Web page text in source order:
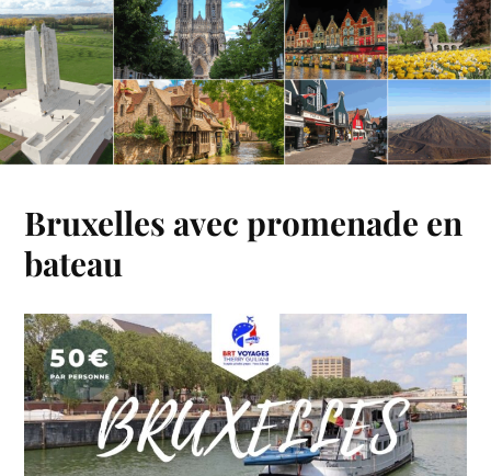
Bruxelles avec promenade en
bateau